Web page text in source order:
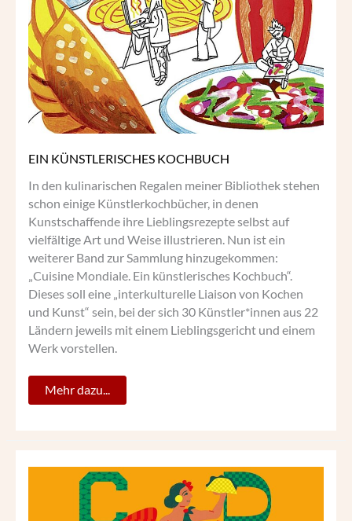
EIN KÜNSTLERISCHES KOCHBUCH
In den kulinarischen Regalen meiner Bibliothek stehen
schon einige Künstlerkochbücher, in denen
Kunstschaffende ihre Lieblingsrezepte selbst auf
vielfältige Art und Weise illustrieren. Nun ist ein
weiterer Band zur Sammlung hinzugekommen:
„Cuisine Mondiale. Ein künstlerisches Kochbuch“.
Dieses soll eine „interkulturelle Liaison von Kochen
und Kunst“ sein, bei der sich 30 Künstler*innen aus 22
Ländern jeweils mit einem Lieblingsgericht und einem
Werk vorstellen.
Mehr dazu...
MEXIKO
KULINARISCH